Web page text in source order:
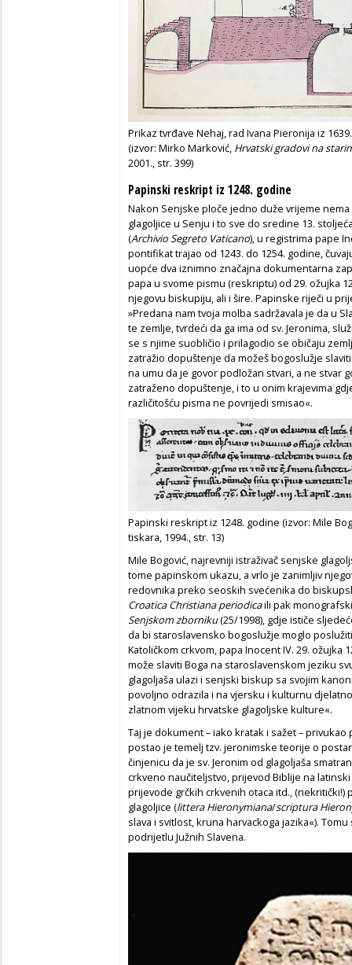
Prikaz tvrđave Nehaj, rad Ivana Pieronija iz
(izvor: Mirko Marković, Hrvatski gradovi na
2001., str. 399)
Papinski reskript iz 1248. godine
Nakon Senjske ploče jedno duže vrijeme
glagoljice u Senju i to sve do sredine 13.
(Archivio Segreto Vaticano), u registrima pape
pontifikat trajao od 1243. do 1254. godine,
uopće dva iznimno značajna dokumentarna
papa u svome pismu (reskriptu) od 29. ožujka
njegovu biskupiju, ali i šire. Papinske riječi u
»Predana nam tvoja molba sadržavala je da u
te zemlje, tvrdeći da ga ima od sv. Jeronima,
se s njime suobličio i prilagodio se običaju
zatražio dopuštenje da možeš bogoslužje
na umu da je govor podložan stvari, a ne stvar
zatraženo dopuštenje, i to u onim krajevima
različitošću pisma ne povrijedi smisao«.
Papinski reskript iz 1248. godine (izvor: Mile
tiskara, 1994., str. 13)
Mile Bogović, najrevniji istraživač senjske
tome papinskom ukazu, a vrlo je zanimljiv
redovnika preko seoskih svećenika do
Croatica Christiana periodicaili pak
Senjskom zborniku(25/1998), gdje ističe
da bi staroslavensko bogoslužje moglo
Katoličkom crkvom, papa Inocent IV. 29.
može slaviti Boga na staroslavenskom jeziku
glagoljaša ulazi i senjski biskup sa svojim
povoljno odrazila i na vjersku i kulturnu
zlatnom vijeku hrvatske glagoljske kulture«.
Taj je dokument – iako kratak i sažet –
postao je temelj tzv. jeronimske teorije o
činjenicu da je sv. Jeronim od glagoljaša
crkveno naučiteljstvo, prijevod Biblije na
prijevode grčkih crkvenih otaca itd., (nekritički!)
glagoljice (littera Hieronymiana/scriptura
slava i svitlost, kruna harvackoga jazika«).
podrijetlu Južnih Slavena.